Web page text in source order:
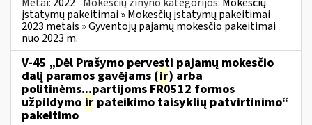
įstatymų pakeitimai » Mokesčių įstatymų pakeitimai
2023 metais » Gyventojų pajamų mokesčio pakeitimai
nuo 2023 m.
V-45 „Dėl Prašymo pervesti pajamų mokesčio
dalį paramos gavėjams (ir) arba
politinėms...partijoms FR0512 formos
užpildymo ir pateikimo taisyklių patvirtinimo“
pakeitimo